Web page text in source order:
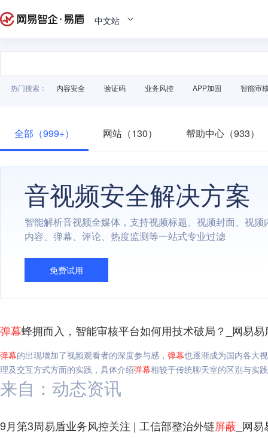
中文站
热门搜索： 内容安全 验证码 业务风控 APP加固 智能审
全部（999+） 网站（130） 帮助中心（933）
音视频安全解决方案
智能解析音视频全媒体，支持视频标题、视频封面、视频
内容、弹幕、评论、热度监测等一站式专业过滤
免费试用
弹幕蜂拥而入，智能审核平台如何用技术破局？_网易易
弹幕的出现增加了视频观看者的深度参与感， 弹幕也逐渐成为国内各大
理及交互方式方面的实践，具体介绍弹幕相较于传统聊天室的区别与实
来自：动态资讯
9月第3周易盾业务风控关注 | 工信部整治外链屏蔽 _网